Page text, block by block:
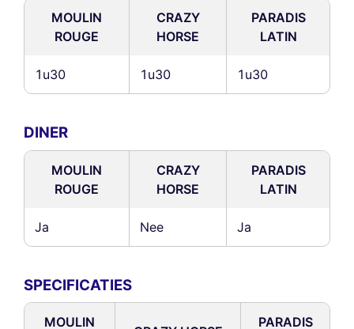
MOULIN
ROUGE
CRAZY
HORSE
PARADIS
LATIN
1u30 1u30 1u30
DINER
MOULIN
ROUGE
CRAZY
HORSE
PARADIS
LATIN
Ja Nee Ja
SPECIFICATIES
MOULIN
PARADIS